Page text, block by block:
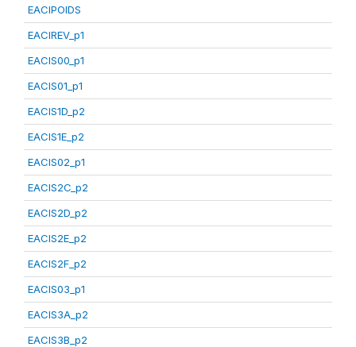
EACIPOIDS
EACIREV_p1
EACIS00_p1
EACIS01_p1
EACIS1D_p2
EACIS1E_p2
EACIS02_p1
EACIS2C_p2
EACIS2D_p2
EACIS2E_p2
EACIS2F_p2
EACIS03_p1
EACIS3A_p2
EACIS3B_p2